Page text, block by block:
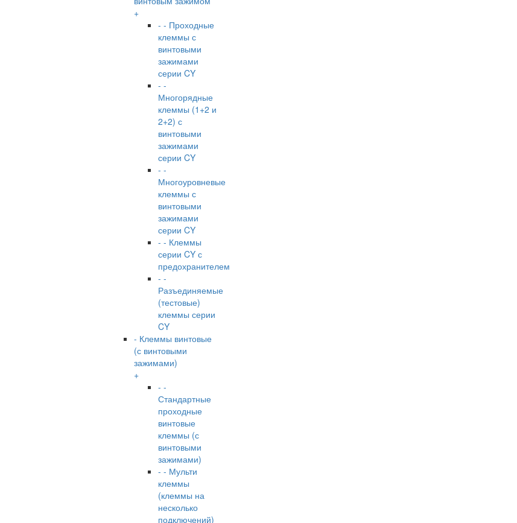
+
- - Проходные
клеммы с
винтовыми
зажимами
серии CY
- -
Многорядные
клеммы (1+2 и
2+2) с
винтовыми
зажимами
серии CY
- -
Многоуровневые
клеммы с
винтовыми
зажимами
серии CY
- - Клеммы
серии CY с
предохранителем
- -
Разъединяемые
(тестовые)
клеммы серии
CY
- Клеммы винтовые
(с винтовыми
зажимами)
+
- -
Стандартные
проходные
винтовые
клеммы (с
винтовыми
зажимами)
- - Мульти
клеммы
(клеммы на
несколько
подключений)